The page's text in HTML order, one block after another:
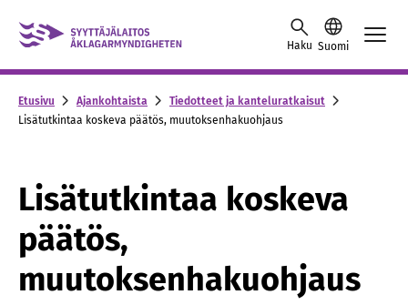
Skip to content -saavutettavuusohje
Haku Suomi
Etusivu Ajankohtaista
Tiedotteet ja kanteluratkaisut
Lisätutkintaa koskeva päätös, muutoksenhakuohjaus
Lisätutkintaa koskeva
päätös,
muutoksenhakuohjaus